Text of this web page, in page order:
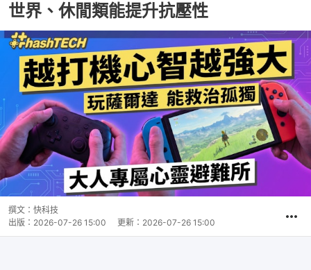
世界、休閒類能提升抗壓性
撰文： 快科技
出版： 2026-07-26 15:00 更新： 2026-07-26 15:00